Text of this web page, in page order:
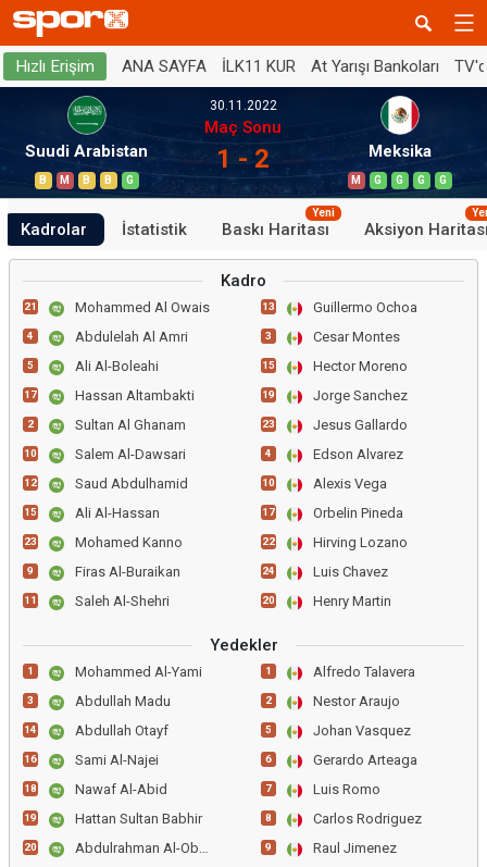
Hızlı Erişim ANA SAYFA İLK11 KUR At Yarışı Bankoları
Suudi Arabistan
B M B B G
30.11.2022
Maç Sonu
1 - 2 Meksika
M G G G G
Kadrolar İstatistik Baskı Haritası
Yeni
Aksiyon
Kadro
21 Mohammed Al Owais
4 Abdulelah Al Amri
5 Ali Al-Boleahi
17 Hassan Altambakti
2 Sultan Al Ghanam
10 Salem Al-Dawsari
12 Saud Abdulhamid
15 Ali Al-Hassan
23 Mohamed Kanno
9 Firas Al-Buraikan
11 Saleh Al-Shehri
13 Guillermo Ochoa
3 Cesar Montes
15 Hector Moreno
19 Jorge Sanchez
23 Jesus Gallardo
4 Edson Alvarez
10 Alexis Vega
17 Orbelin Pineda
22 Hirving Lozano
24 Luis Chavez
20 Henry Martin
Yedekler
1 Mohammed Al-Yami
3 Abdullah Madu
14 Abdullah Otayf
16 Sami Al-Najei
18 Nawaf Al-Abid
19 Hattan Sultan Babhir
20 Abdulrahman Al-Obood
1 Alfredo Talavera
2 Nestor Araujo
5 Johan Vasquez
6 Gerardo Arteaga
7 Luis Romo
8 Carlos Rodriguez
9 Raul Jimenez